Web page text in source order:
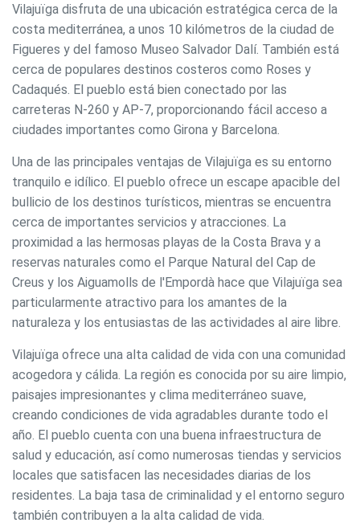
Vilajuïga disfruta de una ubicación estratégica cerca de la
costa mediterránea, a unos 10 kilómetros de la ciudad de
Figueres y del famoso Museo Salvador Dalí. También está
cerca de populares destinos costeros como Roses y
Cadaqués. El pueblo está bien conectado por las
carreteras N-260 y AP-7, proporcionando fácil acceso a
ciudades importantes como Girona y Barcelona.
Una de las principales ventajas de Vilajuïga es su entorno
tranquilo e idílico. El pueblo ofrece un escape apacible del
bullicio de los destinos turísticos, mientras se encuentra
cerca de importantes servicios y atracciones. La
proximidad a las hermosas playas de la Costa Brava y a
reservas naturales como el Parque Natural del Cap de
Creus y los Aiguamolls de l'Empordà hace que Vilajuïga sea
particularmente atractivo para los amantes de la
naturaleza y los entusiastas de las actividades al aire libre.
Vilajuïga ofrece una alta calidad de vida con una comunidad
acogedora y cálida. La región es conocida por su aire limpio,
paisajes impresionantes y clima mediterráneo suave,
creando condiciones de vida agradables durante todo el
año. El pueblo cuenta con una buena infraestructura de
salud y educación, así como numerosas tiendas y servicios
locales que satisfacen las necesidades diarias de los
residentes. La baja tasa de criminalidad y el entorno seguro
también contribuyen a la alta calidad de vida.